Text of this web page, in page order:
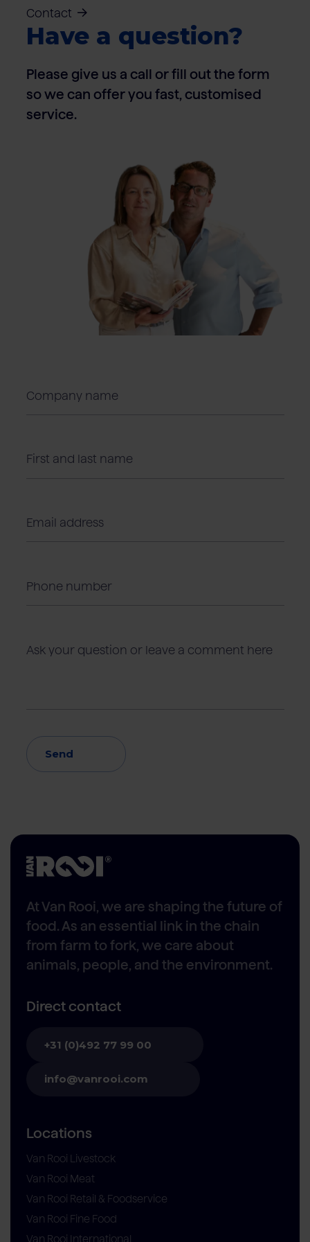
Contact
Have a question?
Please give us a call or fill out the form
so we can offer you fast, customised
service.
Send
At Van Rooi, we are shaping the future of
food. As an essential link in the chain
from farm to fork, we care about
animals, people, and the environment.
Direct contact
+31 (0)492 77 99 00
info@vanrooi.com
Locations
Van Rooi Livestock
Van Rooi Meat
Van Rooi Retail & Foodservice
Van Rooi Fine Food
Van Rooi International